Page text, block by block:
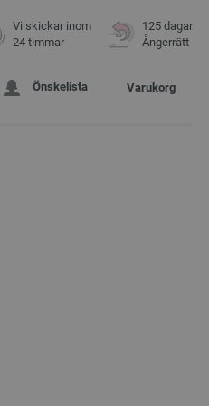
Vi skickar inom
24 timmar
125 dagar
Ångerrätt
Önskelista Varukorg